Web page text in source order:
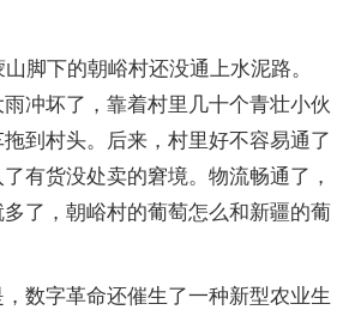
脚下的朝峪村还没通上水泥路。
冲坏了，靠着村里几十个青壮小伙
到村头。后来，村里好不容易通了
有货没处卖的窘境。物流畅通了，
了，朝峪村的葡萄怎么和新疆的葡
数字革命还催生了一种新型农业生